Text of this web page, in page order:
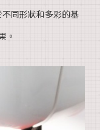
不同形狀和多彩的基
。